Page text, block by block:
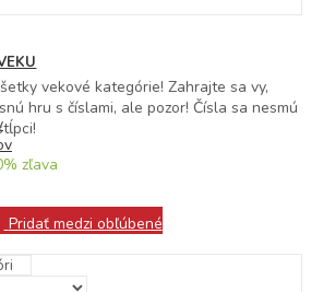
vekové kategórie! Zahrajte sa vy,
hru s číslami, ale pozor! Čísla sa nesmú
% zľava
Pridať medzi obľúbené